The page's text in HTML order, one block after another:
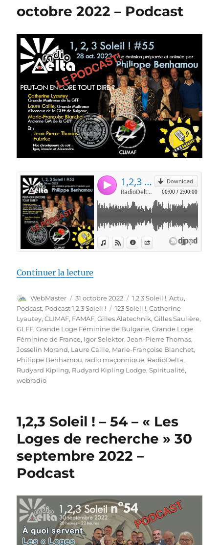
octobre 2022 – Podcast
Continuer la lecture
Auteur
WebMaster
Publié
le
31 octobre 2022 Catégories
1,2,3 Soleil !,Actu,
Podcast, Podcast 1,2,3 Soleil ! Étiquettes
123 Soleil !,Catherine
Lyautey,CLIMAF, FAMAF,Gilles Alatechnik,Gilles Saulière,
GLFF,Grande Loge Féminine de Bulgarie,Grande Loge
Féminine de France, Igor Selektor,Jean-Pierre Thomas,
Josselin Morand, Laure Caille, Marie-Françoise Blanchet,
Philippe Benhamou, radio maçonnique, RadioDelta,
Rudyard Kipling, Rudyard Kipling Lodge,Spiritualité,
webradio
1,2,3 Soleil ! – 54 – « Les
Loges de recherche » 30
septembre 2022 –
Podcast